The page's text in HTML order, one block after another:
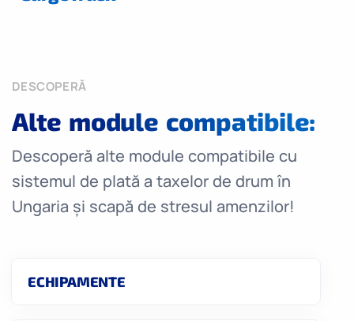
DESCOPERĂ
Alte module compatibile:
Descoperă alte module compatibile cu
sistemul de plată a taxelor de drum în
Ungaria și scapă de stresul amenzilor!
ECHIPAMENTE